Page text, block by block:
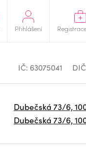
Přihlášení
IČ: 63075041
Dubečská 73/6,
Dubečská 73/6,